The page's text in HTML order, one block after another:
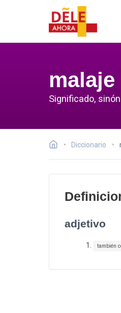
malaje
Significado,
Diccionario
adjetivo
también